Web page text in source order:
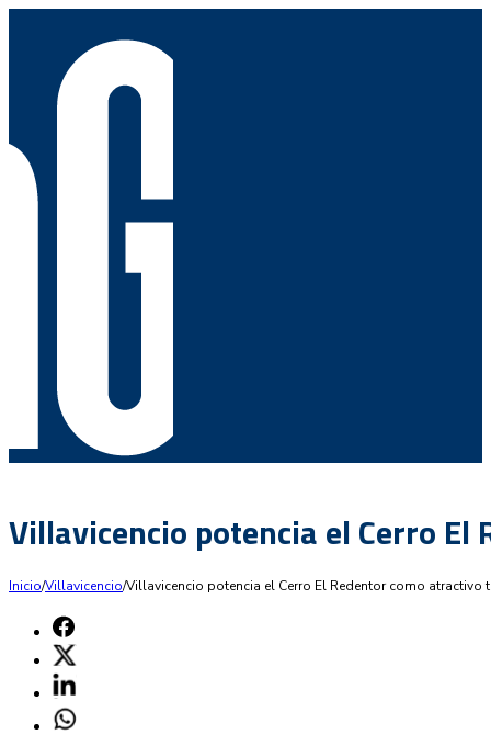
Villavicencio potencia el Cerro
Inicio/Villavicencio/Villavicencio potencia el Cerro El Redentor como atractivo